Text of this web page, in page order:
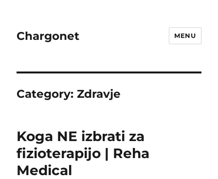
Chargonet MENU
Category:Zdravje
Koga NE izbrati za
fizioterapijo | Reha
Medical